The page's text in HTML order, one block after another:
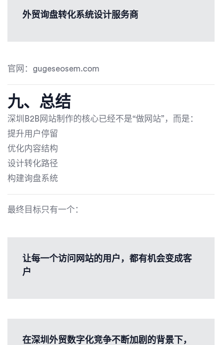
外贸询盘转化系统设计服务商
官网：gugeseosem.com
九、总结
深圳B2B网站制作的核心已经不是“做网站”，而是：
提升用户停留
优化内容结构
设计转化路径
构建询盘系统
最终目标只有一个：
让每一个访问网站的用户，都有机会变成客
户
在深圳外贸数字化竞争不断加剧的背景下，